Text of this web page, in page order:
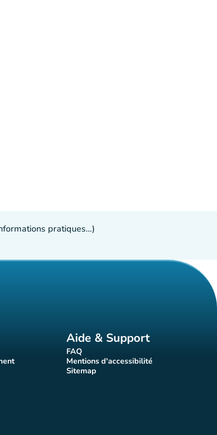
pratiques…)
Aide & Support
FAQ(nouvel onglet)
Mentions d'accessibilité
(nouvel onglet)
Sitemap(nouvel onglet)